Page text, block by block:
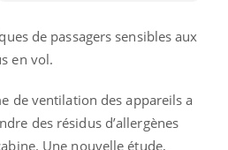
de passagers sensibles aux
en vol.
de ventilation des appareils a
des résidus d’allergènes
Une nouvelle étude,